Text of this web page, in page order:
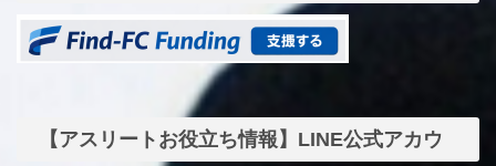
【アスリートお役立ち情報】LINE公式アカウ